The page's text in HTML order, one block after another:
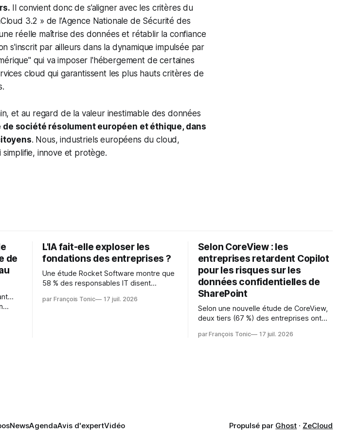
Il convient donc de s’aligner avec les critères du
3.2 » de l’Agence Nationale de Sécurité des
réelle maîtrise des données et rétablir la confiance
s'inscrit par ailleurs dans la dynamique impulsée par
qui va imposer l'hébergement de certaines
cloud qui garantissent les plus hauts critères de
et au regard de la valeur inestimable des données
de société résolument européen et éthique, dans
. Nous, industriels européens du cloud,
innove et protège.
de
L'IA fait-elle exploser les
fondations des entreprises ?
Une étude Rocket Software montre que
58 % des responsables IT disent
émergentes telles que l'IA. Mais l'IA est
par François Tonic 17 juil. 2026
Selon CoreView : les
entreprises retardent Copilot
pour les risques sur les
données confidentielles de
SharePoint
Selon une nouvelle étude de CoreView,
deux tiers (67 %) des entreprises ont
Microsoft Copilot, craignant que l'IA
par François Tonic 17 juil. 2026
NewsAgendaAvis d'expertVidéo Propulsé par Ghost · ZeCloud